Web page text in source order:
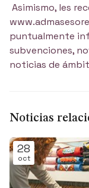
Asimismo, les
puntualmente
subvenciones,
noticias de
Noticias
28
oct